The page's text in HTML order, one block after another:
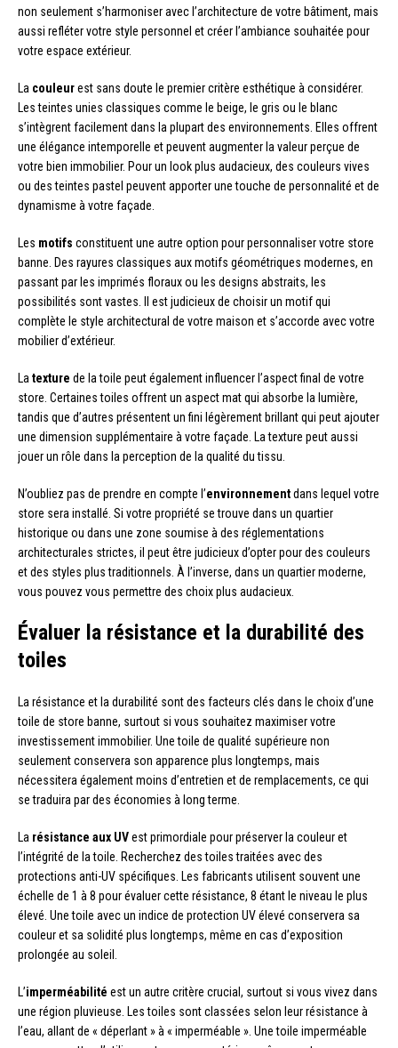
non seulement s’harmoniser avec l’architecture de votre bâtiment, mais
aussi refléter votre style personnel et créer l’ambiance souhaitée pour
votre espace extérieur.
La couleurest sans doute le premier critère esthétique à considérer.
Les teintes unies classiques comme le beige, le gris ou le blanc
s’intègrent facilement dans la plupart des environnements. Elles offrent
une élégance intemporelle et peuvent augmenter la valeur perçue de
votre bien immobilier. Pour un look plus audacieux, des couleurs vives
ou des teintes pastel peuvent apporter une touche de personnalité et de
dynamisme à votre façade.
Les motifs constituent une autre option pour personnaliser votre store
banne. Des rayures classiques aux motifs géométriques modernes, en
passant par les imprimés floraux ou les designs abstraits, les
possibilités sont vastes. Il est judicieux de choisir un motif qui
complète le style architectural de votre maison et s’accorde avec votre
mobilier d’extérieur.
La texture de la toile peut également influencer l’aspect final de votre
store. Certaines toiles offrent un aspect mat qui absorbe la lumière,
tandis que d’autres présentent un fini légèrement brillant qui peut ajouter
une dimension supplémentaire à votre façade. La texture peut aussi
jouer un rôle dans la perception de la qualité du tissu.
N’oubliez pas de prendre en compte l’environnementdans lequel votre
store sera installé. Si votre propriété se trouve dans un quartier
historique ou dans une zone soumise à des réglementations
architecturales strictes, il peut être judicieux d’opter pour des couleurs
et des styles plus traditionnels. À l’inverse, dans un quartier moderne,
vous pouvez vous permettre des choix plus audacieux.
Évaluer la résistance et la durabilité des
toiles
La résistance et la durabilité sont des facteurs clés dans le choix d’une
toile de store banne, surtout si vous souhaitez maximiser votre
investissement immobilier. Une toile de qualité supérieure non
seulement conservera son apparence plus longtemps, mais
nécessitera également moins d’entretien et de remplacements, ce qui
se traduira par des économies à long terme.
La résistance aux UVest primordiale pour préserver la couleur et
l’intégrité de la toile. Recherchez des toiles traitées avec des
protections anti-UV spécifiques. Les fabricants utilisent souvent une
échelle de 1 à 8 pour évaluer cette résistance, 8 étant le niveau le plus
élevé. Une toile avec un indice de protection UV élevé conservera sa
couleur et sa solidité plus longtemps, même en cas d’exposition
prolongée au soleil.
L’imperméabilité est un autre critère crucial, surtout si vous vivez dans
une région pluvieuse. Les toiles sont classées selon leur résistance à
l’eau, allant de « déperlant » à « imperméable ». Une toile imperméable